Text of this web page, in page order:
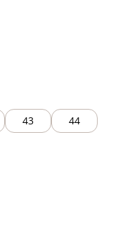
43
44
ein oder